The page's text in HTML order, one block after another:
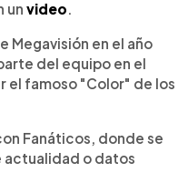
un video.
Megavisión en el año
del equipo en el
el famoso "Color" de los
Fanáticos, donde se
actualidad o datos